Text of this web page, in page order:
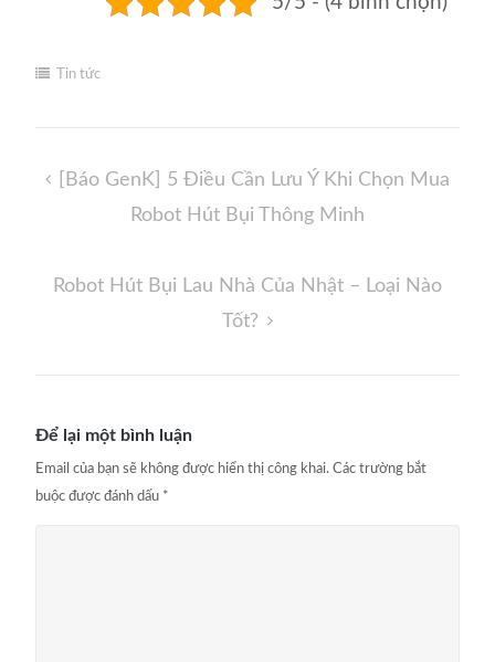
Tin tức
Điều[Báo GenK] 5 Điều Cần Lưu Ý Khi Chọn Mua
Robot Hút Bụi Thông Minh
Robot Hút Bụi Lau Nhà Của Nhật – Loại Nào
Tốt?
Để lại một bình luận
Email của bạn sẽ không được hiển thị công khai. Các trường bắt
buộc được đánh dấu *